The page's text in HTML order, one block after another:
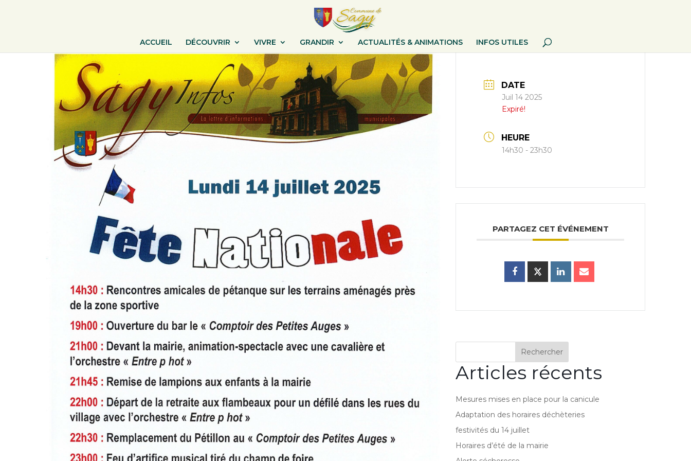
ACCUEIL DÉCOUVRIR VIVRE GRANDIR ACTUALITÉS & ANIMATIONS INFOS UTILES
DATE
Juil 14 2025
Expiré!
HEURE
14h30 - 23h30
PARTAGEZ CET ÉVÉNEMENT
Rechercher
Articles récents
Mesures mises en place pour la canicule
Adaptation des horaires déchèteries
festivités du 14 juillet
Horaires d’été de la mairie